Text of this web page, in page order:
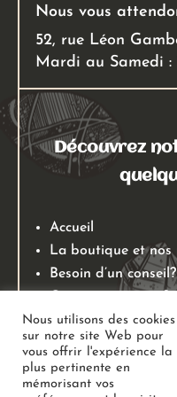
Nous vous
52, rue Léon
Mardi au Samedi :
Découvrez
Accueil
La boutique et nos
Besoin d’un conseil?
Mentions légales
Conditions
Politiques de retours
Politique de
Nous utilisons des cookies
sur notre site Web pour
vous offrir l'expérience la
plus pertinente en
mémorisant vos